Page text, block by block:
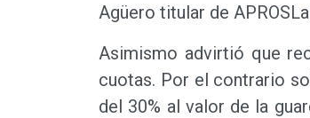
Agüero titular de
Asimismo advirtió que
cuotas. Por el contrario
del 30% al valor de la